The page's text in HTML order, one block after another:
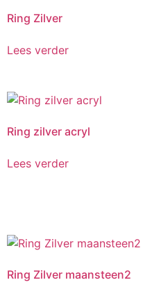
Ring Zilver
Lees verder
Ring zilver acryl
Lees verder
Ring Zilver maansteen2